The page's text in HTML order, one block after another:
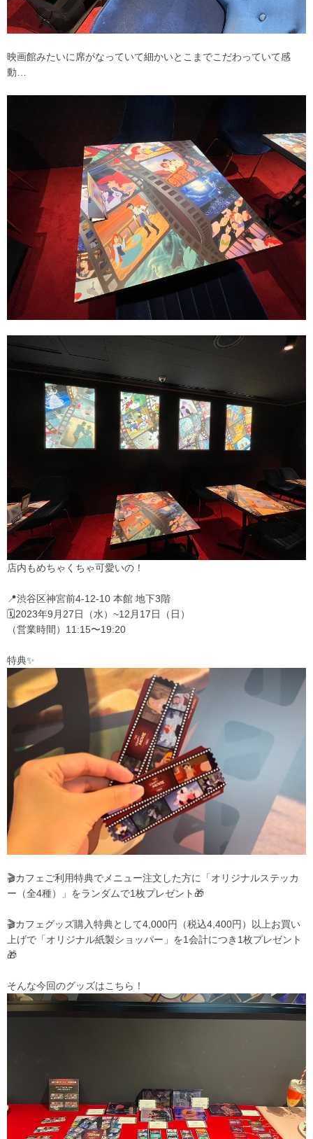
映画館みたいに席がなっていて細かいとこまでこだわっていて感
動…
店内もめちゃくちゃ可愛いの！
📍渋谷区神宮前4-12-10 本館 地下3階
🗓️2023年9月27日（水）~12月17日（日）
（営業時間）11:15〜19:20
特典✨
🎬カフェご利用特典でメニュー注文した方に「オリジナルステッカ
ー（全4種）」をランダムで1枚プレゼント🎁
🎬カフェグッズ購入特典として4,000円（税込4,400円）以上お買い
上げで「オリジナル紙製ショッパー」を1会計につき1枚プレゼント
🎁
そんな今回のグッズはこちら！